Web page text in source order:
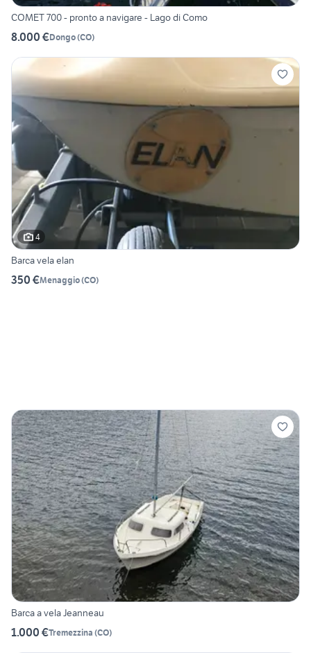
COMET 700 - pronto a navigare - Lago di Como
8.000 €Dongo(CO)
4
Barca vela elan
350 €Menaggio(CO)
Barca a vela Jeanneau
1.000 €Tremezzina (CO)